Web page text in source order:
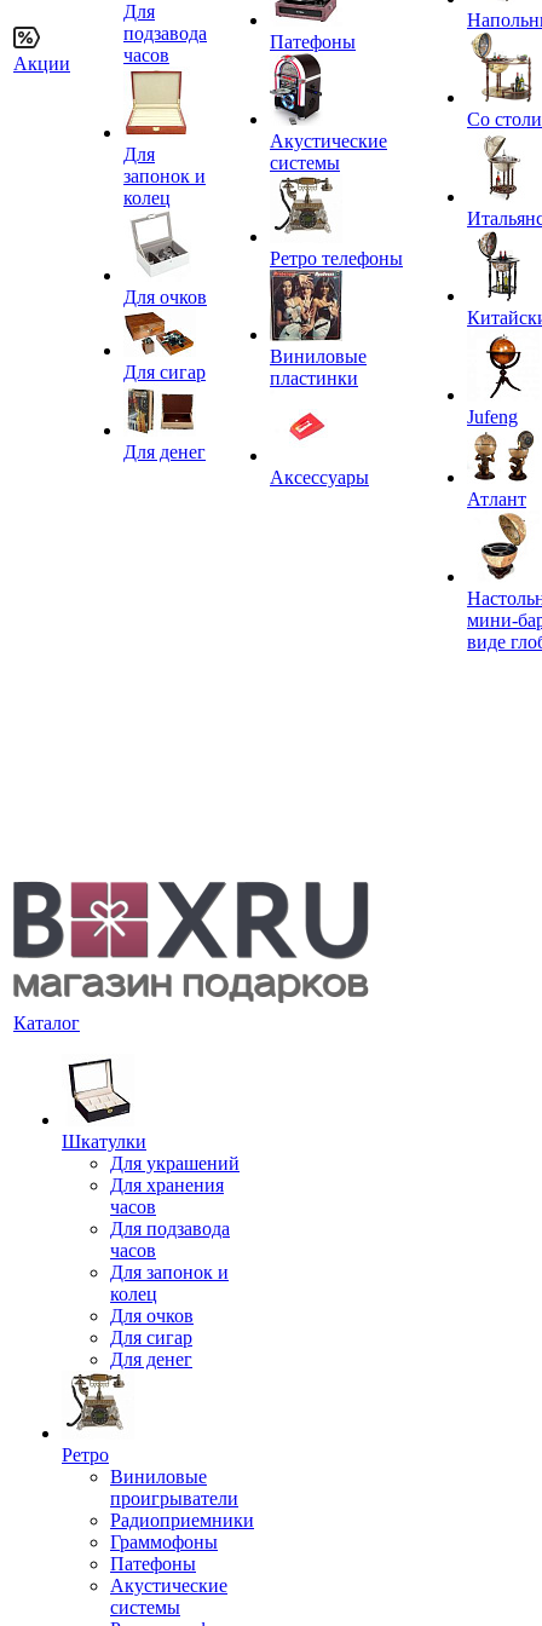
Акции
Для
подзавода
часов
Для
запонок и
колец
Для очков
Для сигар
Для денег
Патефоны
Акустические
системы
Ретро телефоны
Виниловые
пластинки
Аксессуары
Со
Jufeng
Атлант
мини-
виде
Каталог
Шкатулки
Для украшений
Для хранения
часов
Для подзавода
часов
Для запонок и
колец
Для очков
Для сигар
Для денег
Ретро
Виниловые
проигрыватели
Радиоприемники
Граммофоны
Патефоны
Акустические
системы